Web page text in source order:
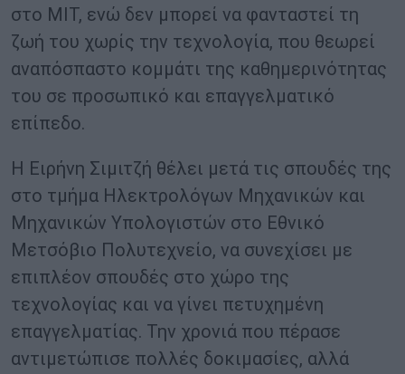
στο MIT, ενώ δεν μπορεί να φανταστεί τη
ζωή του χωρίς την τεχνολογία, που θεωρεί
αναπόσπαστο κομμάτι της καθημερινότητας
του σε προσωπικό και επαγγελματικό
επίπεδο.
Η Ειρήνη Σιμιτζή θέλει μετά τις σπουδές της
στο τμήμα Ηλεκτρολόγων Μηχανικών και
Μηχανικών Υπολογιστών στο Εθνικό
Μετσόβιο Πολυτεχνείο, να συνεχίσει με
επιπλέον σπουδές στο χώρο της
τεχνολογίας και να γίνει πετυχημένη
επαγγελματίας. Την χρονιά που πέρασε
αντιμετώπισε πολλές δοκιμασίες, αλλά